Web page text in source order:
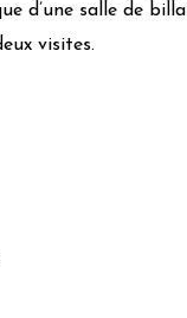
associations locales
des propriétaires et
d’une salle de
visites.